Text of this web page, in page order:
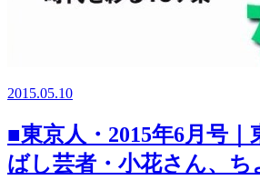
2015.05.10
■東京人・2015年6月号
ばし芸者・小花さん、ち